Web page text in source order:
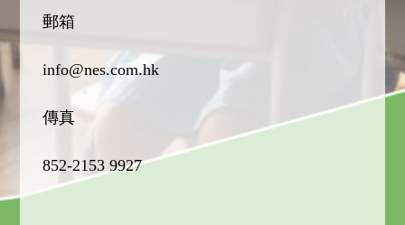
郵箱
info@nes.com.hk
傳真
852-2153 9927